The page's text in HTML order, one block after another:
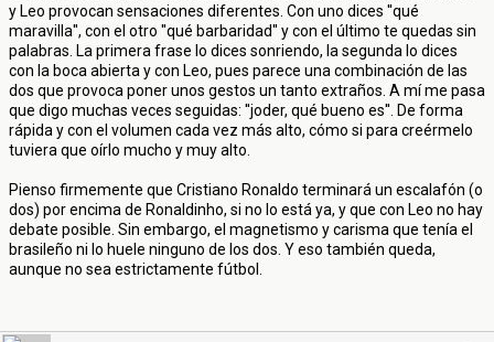
y Leo provocan sensaciones diferentes. Con uno dices ''qué
maravilla'', con el otro ''qué barbaridad'' y con el último te quedas sin
palabras. La primera frase lo dices sonriendo, la segunda lo dices
con la boca abierta y con Leo, pues parece una combinación de las
dos que provoca poner unos gestos un tanto extraños. A mí me pasa
que digo muchas veces seguidas: ''joder, qué bueno es''. De forma
rápida y con el volumen cada vez más alto, cómo si para creérmelo
tuviera que oírlo mucho y muy alto.
Pienso firmemente que Cristiano Ronaldo terminará un escalafón (o
dos) por encima de Ronaldinho, si no lo está ya, y que con Leo no hay
debate posible. Sin embargo, el magnetismo y carisma que tenía el
brasileño ni lo huele ninguno de los dos. Y eso también queda,
aunque no sea estrictamente fútbol.